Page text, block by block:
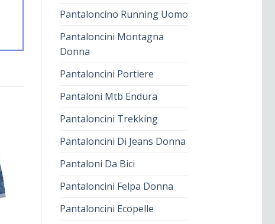
Pantaloncino Running Uomo
Pantaloncini Montagna
Donna
Pantaloncini Portiere
Pantaloni Mtb Endura
Pantaloncini Trekking
Pantaloncini Di Jeans Donna
Pantaloni Da Bici
Pantaloncini Felpa Donna
Pantaloncini Ecopelle